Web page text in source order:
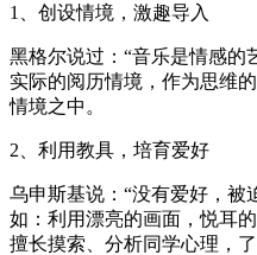
1、创设情境，激趣导入
黑格尔说过：“音乐是情感的
实际的阅历情境，作为思维
情境之中。
2、利用教具，培育爱好
乌申斯基说：“没有爱好，被
如：利用漂亮的画面，悦耳
擅长摸索、分析同学心理，